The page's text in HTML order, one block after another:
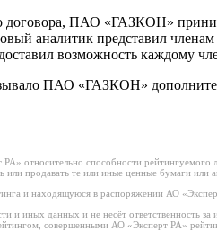
ПАО «ГАЗКОН»
аналитик представил
возможность каждому
ПАО «ГАЗКОН»
способности рейтингуемого
или продавать те или иные ценные бумаги
и находящуюся в распоряжении АО
иных данных и не несёт ответственность
совершенными АО «Эксперт РА»